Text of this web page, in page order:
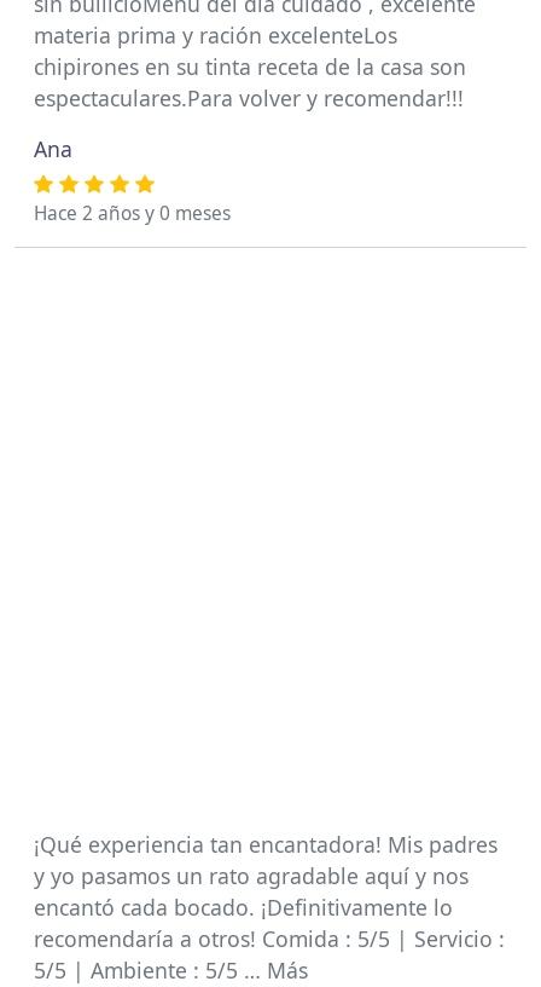
materia prima y ración excelenteLos
chipirones en su tinta receta de la casa son
espectaculares.Para volver y recomendar!!!
Ana
Hace 2 años y 0 meses
¡Qué experiencia tan encantadora! Mis padres
y yo pasamos un rato agradable aquí y nos
encantó cada bocado. ¡Definitivamente lo
recomendaría a otros! Comida : 5/5 | Servicio :
5/5 | Ambiente : 5/5 … Más